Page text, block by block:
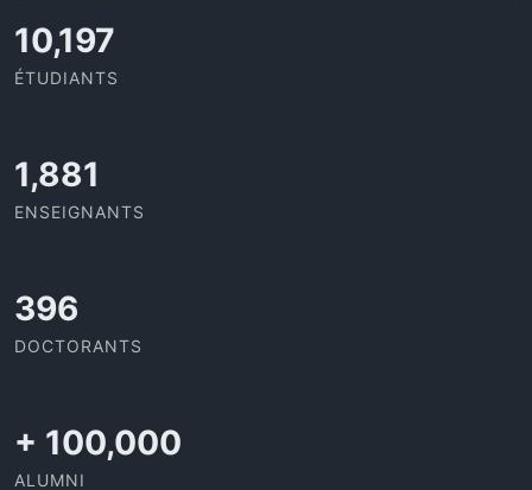
11,727
ÉTUDIANTS
2,142
ENSEIGNANTS
437
DOCTORANTS
+ 100,000
ALUMNI